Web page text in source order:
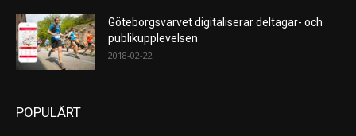
Göteborgsvarvet digitaliserar deltagar- och
publikupplevelsen
2018-02-22
POPULÄRT